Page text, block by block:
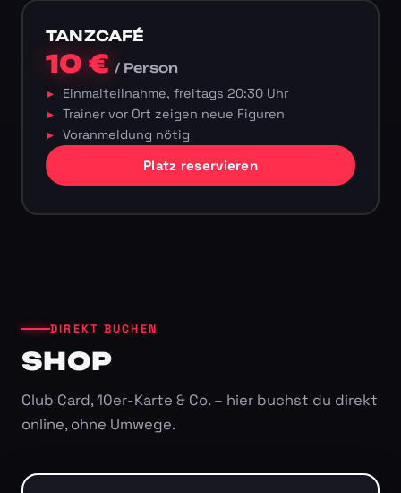
TANZCAFÉ
10 €/ Person
Einmalteilnahme, freitags 20:30 Uhr
Trainer vor Ort zeigen neue Figuren
Voranmeldung nötig
Platz reservieren
DIREKT BUCHEN
SHOP
Club Card, 10er-Karte & Co. – hier buchst du direkt
online, ohne Umwege.